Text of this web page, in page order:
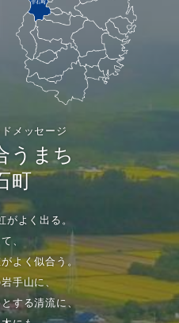
メッセージ
うまち
町
がよく出る。
、
よく似合う。
手山に、
する清流に、